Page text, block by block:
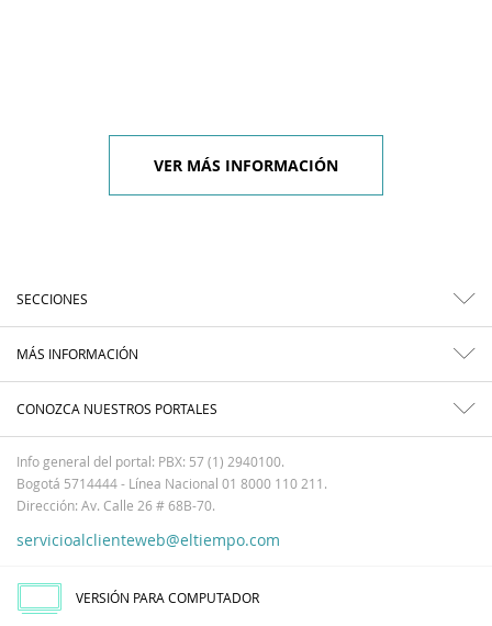
VER MÁS INFORMACIÓN
SECCIONES
MÁS INFORMACIÓN
CONOZCA NUESTROS PORTALES
Info general del portal: PBX: 57 (1) 2940100.
Bogotá 5714444 - Línea Nacional 01 8000 110 211.
Dirección: Av. Calle 26 # 68B-70.
servicioalclienteweb@eltiempo.com
VERSIÓN PARA COMPUTADOR